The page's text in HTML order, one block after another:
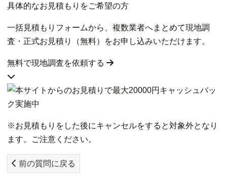
具体的なお見積もりをご希望の方
一括見積もりフォームから、複数業者へまとめて現地調
査・正式お見積り（無料）をお申し込みいただけます。
無料で現地調査を依頼する
※お見積もりをした後にキャンセルをすると対象外となり
ます。ご注意ください。
前の質問に戻る